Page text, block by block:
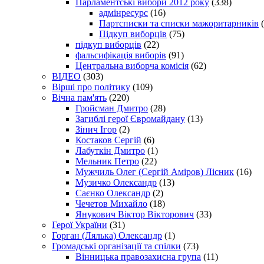
адмінресурс (16)
Партсписки та списки мажоритарників
Підкуп виборців (75)
підкуп виборців (22)
фальсифікація виборів (91)
Центральна виборча комісія (62)
ВІДЕО (303)
Вірші про політику (109)
Вічна пам'ять (220)
Гройсман Дмитро (28)
Загиблі герої Євромайдану (13)
Зінич Ігор (2)
Костаков Сергій (6)
Лабуткін Дмитро (1)
Мельник Петро (22)
Мужчиль Олег (Сергій Аміров) Лісник (16)
Музичко Олександр (13)
Саєнко Олександр (2)
Чечетов Михайло (18)
Янукович Віктор Вікторович (33)
Герої України (31)
Горган (Лялька) Олександр (1)
Громадські організації та спілки (73)
Вінницька правозахисна група (11)